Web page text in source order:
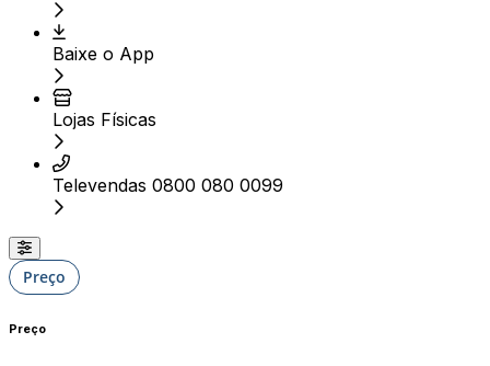
Baixe o App
Lojas Físicas
Televendas 0800 080 0099
Preço
Preço